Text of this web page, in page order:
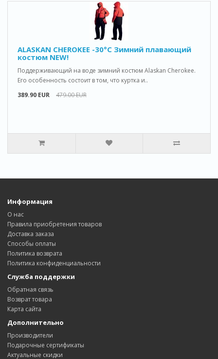
ALASKAN CHEROKEE -30°C Зимний плавающий
костюм NEW!
Поддерживающий на воде зимний костюм Alaskan Cherokee.
Его особенность состоит в том, что куртка и..
389.90 EUR
479.00 EUR
Информация
О нас
Правила приобретения товаров
Доставка заказa
Способы оплаты
Политика возвратa
Политика конфиденциальности
Служба поддержки
Обратная связь
Возврат товара
Карта сайта
Дополнительно
Производители
Подарочные сертификаты
Актуальные скидки